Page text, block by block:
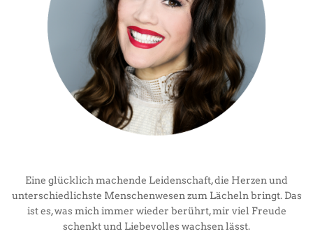
Eine glücklich machende Leidenschaft, die Herzen und
unterschiedlichste Menschenwesen zum Lächeln bringt. Das
ist es, was mich immer wieder berührt, mir viel Freude
schenkt und Liebevolles wachsen lässt.